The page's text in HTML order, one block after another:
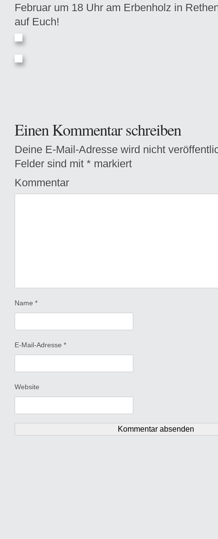
Februar um 18 Uhr am Erbenholz in
auf Euch!
Einen Kommentar schreiben
Deine E-Mail-Adresse wird nicht
Felder sind mit * markiert
Kommentar
Name *
E-Mail-Adresse *
Website